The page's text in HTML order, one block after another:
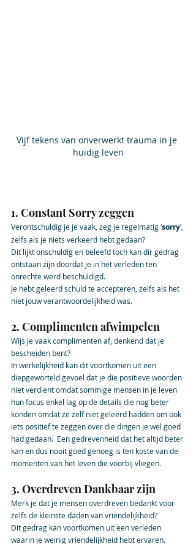
Vijf tekens van onverwerkt trauma in je
huidig leven
1. Constant Sorry zeggen
Verontschuldig je je vaak, zeg je regelmatig ‘sorry’,
zelfs als je niets verkeerd hebt gedaan?
Dit lijkt onschuldig en beleefd toch kan dir gedrag
ontstaan zijn doordat je in het verleden ten
onrechte werd beschuldigd.
Je hebt geleerd schuld te accepteren, zelfs als het
niet jouw verantwoordelijkheid was.
2. Complimenten afwimpelen
Wijs je vaak complimenten af, denkend dat je
bescheiden bent?
In werkelijkheid kan dit voortkomen uit een
diepgeworteld gevoel dat je die positieve woorden
niet verdient omdat sommige mensen in je leven
hun focus enkel lag op de details die nog beter
konden omdat ze zelf niet geleerd hadden om ook
iets positief te zeggen over die dingen je wel goed
had gedaan.  Een gedrevenheid dat het altijd beter
kan en dus nooit goed genoeg is ten koste van de
momenten van het leven die voorbij vliegen.
3. Overdreven Dankbaar zijn
Merk je dat je mensen overdreven bedankt voor
zelfs de kleinste daden van vriendelijkheid?
Dit gedrag kan voortkomen uit een verleden
waarin je weinig vriendelijkheid hebt ervaren.